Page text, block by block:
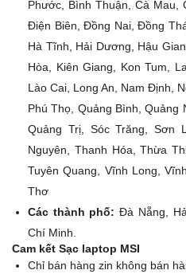
Phước, Bình Thuận, Cà Mau,
Điện Biên, Đồng Nai, Đồng
Hà Tĩnh, Hải Dương, Hậu
Hòa, Kiên Giang, Kon Tum,
Lào Cai, Long An, Nam Định,
Phú Thọ, Quảng Bình, Quảng
Quảng Trị, Sóc Trăng, Sơn
Nguyên, Thanh Hóa, Thừa
Tuyên Quang, Vĩnh Long,
Thơ
Các thành phố: Đà Nẵng,
Chí Minh.
Cam kết Sạc laptop MSI
Chỉ bán hàng zin không bán